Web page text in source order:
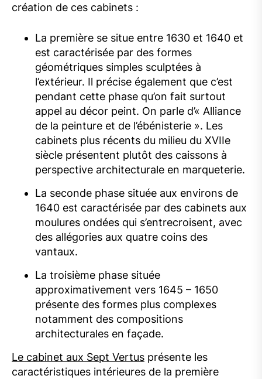
création de ces cabinets :
La première se situe entre 1630 et 1640 et
est caractérisée par des formes
géométriques simples sculptées à
l’extérieur. Il précise également que c’est
pendant cette phase qu’on fait surtout
appel au décor peint. On parle d’« Alliance
de la peinture et de l’ébénisterie ». Les
cabinets plus récents du milieu du XVIIe
siècle présentent plutôt des caissons à
perspective architecturale en marqueterie.
La seconde phase située aux environs de
1640 est caractérisée par des cabinets aux
moulures ondées qui s’entrecroisent, avec
des allégories aux quatre coins des
vantaux.
La troisième phase située
approximativement vers 1645 – 1650
présente des formes plus complexes
notamment des compositions
architecturales en façade.
Le cabinet aux Sept Vertus présente les
caractéristiques intérieures de la première